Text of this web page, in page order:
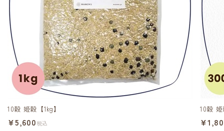
10穀 姫穀【1kg】
¥5,600税込
10穀